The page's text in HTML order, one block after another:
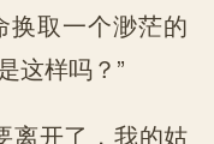
换取一个渺茫的
这样吗？”
开了，我的姑